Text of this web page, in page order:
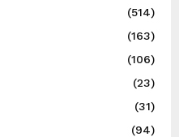
(514)
(163)
(106)
(23)
(31)
(94)